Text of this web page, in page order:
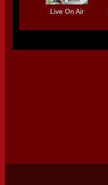
Live On Air
Debut Album -